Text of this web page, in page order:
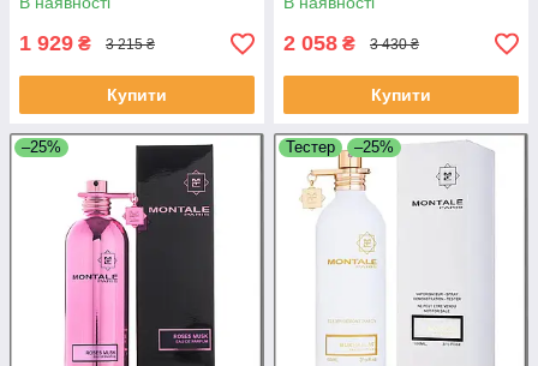
1 929 ₴ 3 215 ₴
Купити
2 058 ₴ 3 430 ₴
Купити
–25% Тестер –25%